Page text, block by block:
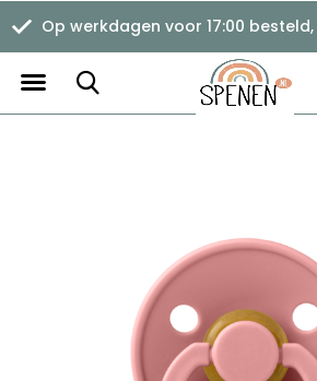
Op werkdagen voor 17:00